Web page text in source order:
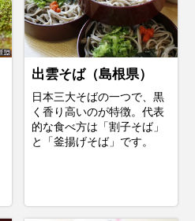
出雲そば（島根県）
日本三大そばの一つで、黒
く香り高いのが特徴。代表
的な食べ方は「割子そば」
と「釜揚げそば」です。